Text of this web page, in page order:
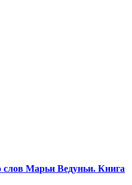
Марьи Ведуньи. Книга